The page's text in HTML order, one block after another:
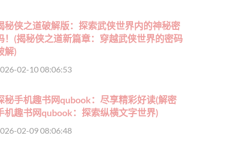
秘侠之道破解版：探索武侠世界内的神秘密
！(揭秘侠之道新篇章：穿越武侠世界的密码
解)
02-10 08:06:53
秘手机趣书网qubook：尽享精彩好读(解密
机趣书网qubook：探索纵横文字世界)
02-09 08:06:48